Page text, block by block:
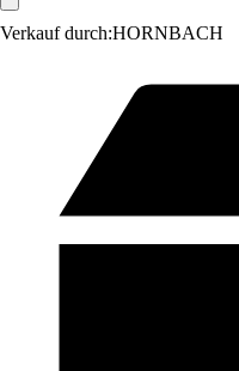
Verkauf durch:HORNBACH